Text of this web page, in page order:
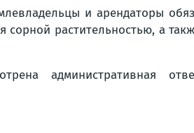
и арендаторы
растительностью, а
административная